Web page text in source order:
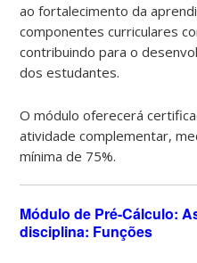
ao fortalecimento da
componentes curriculares
contribuindo para o
dos estudantes.
O módulo oferecerá
atividade complementar,
mínima de 75%.
Módulo de Pré-Cálculo:
disciplina: Funções